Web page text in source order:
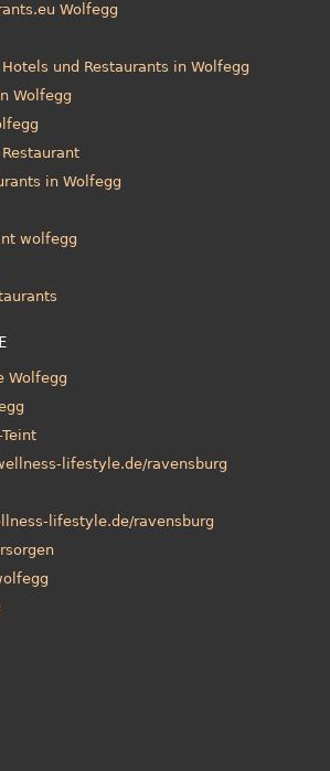
Wolfegg
und Restaurants in Wolfegg
Wolfegg
in Wolfegg
wolfegg
Wolfegg
lifestyle.de/ravensburg
lifestyle.de/ravensburg